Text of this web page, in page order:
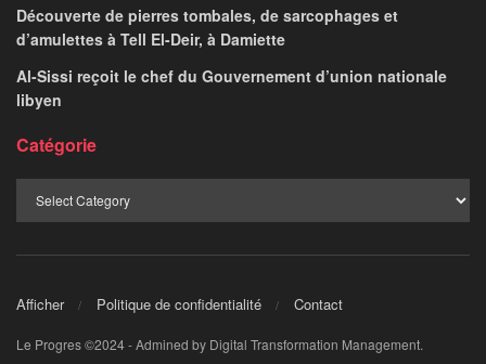
Découverte de pierres tombales, de sarcophages et
d’amulettes à Tell El-Deir, à Damiette
Al-Sissi reçoit le chef du Gouvernement d’union nationale
libyen
Catégorie
Afficher Politique de confidentialité Contact
Le Progres ©2024 - Admined by Digital Transformation Management.